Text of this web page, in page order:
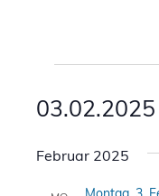
03.02.2025
wählen.
Februar 2025